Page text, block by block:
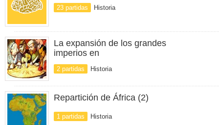
23 partidas Historia
La expansión de los grandes
imperios en
2 partidas Historia
Repartición de África (2)
1 partidas Historia